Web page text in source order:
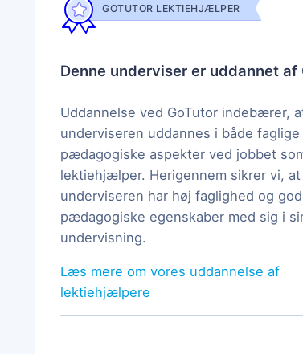
GOTUTOR LEKTIEHJÆLPER
Denne underviser er uddannet af
Uddannelse ved GoTutor indebærer,
underviseren uddannes i både faglige
pædagogiske aspekter ved jobbet
lektiehjælper. Herigennem sikrer vi, at
underviseren har høj faglighed og
pædagogiske egenskaber med sig i
undervisning.
Læs mere om vores uddannelse af
lektiehjælpere